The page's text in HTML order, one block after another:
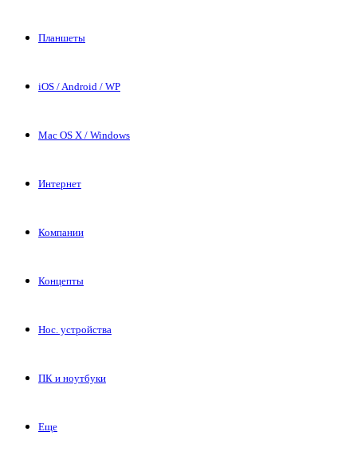
Планшеты
iOS / Android / WP
Mac OS X / Windows
Интернет
Компании
Концепты
Нос. устройства
ПК и ноутбуки
Еще